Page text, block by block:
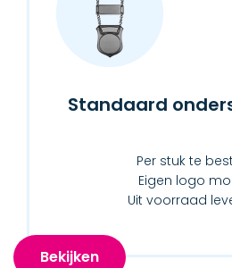
Standaard
Per stuk te
Eigen logo
Uit voorraad
Bekijken